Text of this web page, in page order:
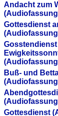
Andacht zum
Gottesdienst
Gosstendienst
Buß- und
Gottesdienst